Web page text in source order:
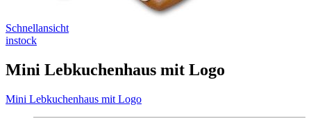
Schnellansicht
instock
Mini Lebkuchenhaus mit Logo
Mini Lebkuchenhaus mit Logo